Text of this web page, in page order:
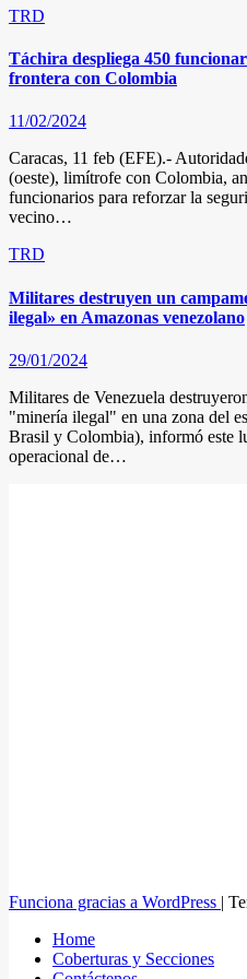
TRD
Táchira despliega 450
frontera con Colombia
11/02/2024
Caracas, 11 feb (EFE).-
(oeste), limítrofe con Colombia,
funcionarios para reforzar la
vecino…
TRD
Militares destruyen un
ilegal» en Amazonas venezolano
29/01/2024
Militares de Venezuela
"minería ilegal" en una zona del
Brasil y Colombia), informó este
operacional de…
Funciona gracias a WordPress |
Home
Coberturas y Secciones